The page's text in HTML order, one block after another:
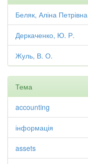
Беляк, Аліна Петрівна
Деркаченко, Ю. Р.
Жуль, В. О.
Тема
accounting
інформація
assets